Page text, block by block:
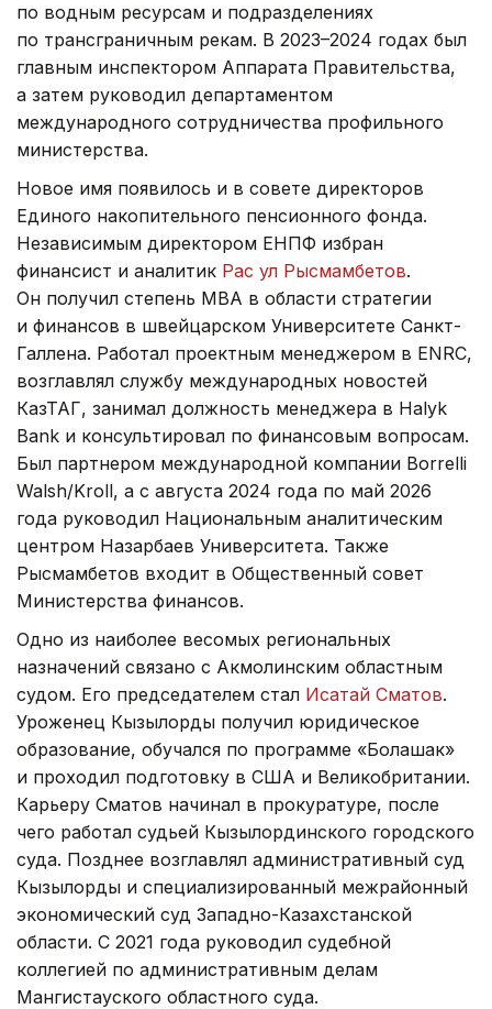
по водным ресурсам и подразделениях
по трансграничным рекам. В 2023–2024 годах был
главным инспектором Аппарата Правительства,
а затем руководил департаментом
международного сотрудничества профильного
министерства.
Новое имя появилось и в совете директоров
Единого накопительного пенсионного фонда.
Независимым директором ЕНПФ избран
финансист и аналитик Рас ул Рысмамбетов.
Он получил степень MBA в области стратегии
и финансов в швейцарском Университете Санкт-
Галлена. Работал проектным менеджером в ENRC,
возглавлял службу международных новостей
КазТАГ, занимал должность менеджера в Halyk
Bank и консультировал по финансовым вопросам.
Был партнером международной компании Borrelli
Walsh/Kroll, а с августа 2024 года по май 2026
года руководил Национальным аналитическим
центром Назарбаев Университета. Также
Рысмамбетов входит в Общественный совет
Министерства финансов.
Одно из наиболее весомых региональных
назначений связано с Акмолинским областным
судом. Его председателем стал Исатай Сматов.
Уроженец Кызылорды получил юридическое
образование, обучался по программе «Болашак»
и проходил подготовку в США и Великобритании.
Карьеру Сматов начинал в прокуратуре, после
чего работал судьей Кызылординского городского
суда. Позднее возглавлял административный суд
Кызылорды и специализированный межрайонный
экономический суд Западно-Казахстанской
области. С 2021 года руководил судебной
коллегией по административным делам
Мангистауского областного суда.